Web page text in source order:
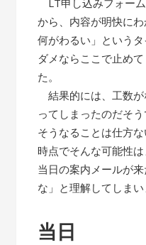
LT申し込みフォー
から、内容が明快に
何がわるい」というタ
ダメならここで止め
た。
結果的には、工数が
ってしまったのだそ
そうなることは仕方
時点でそんな可能性は
当日の案内メールが
な」と理解してしまい
当日